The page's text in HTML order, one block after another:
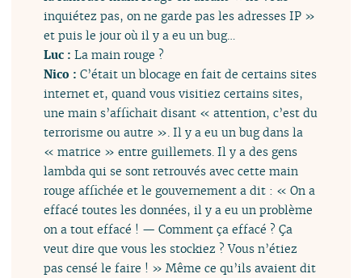
inquiétez pas, on ne garde pas les adresses IP »
et puis le jour où il y a eu un bug…
Luc :La main rouge ?
Nico :C’était un blocage en fait de certains sites
internet et, quand vous visitiez certains sites,
une main s’affichait disant « attention, c’est du
terrorisme ou autre ». Il y a eu un bug dans la
« matrice » entre guillemets. Il y a des gens
lambda qui se sont retrouvés avec cette main
rouge affichée et le gouvernement a dit : « On a
effacé toutes les données, il y a eu un problème
on a tout effacé ! — Comment ça effacé ? Ça
veut dire que vous les stockiez ? Vous n’étiez
pas censé le faire ! » Même ce qu’ils avaient dit